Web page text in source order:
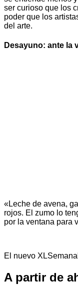
ser curioso que los
poder que los
del arte.
Desayuno: ante la
«Leche de avena,
rojos. El zumo lo
por la ventana para
El nuevo XLSemanal
A partir de